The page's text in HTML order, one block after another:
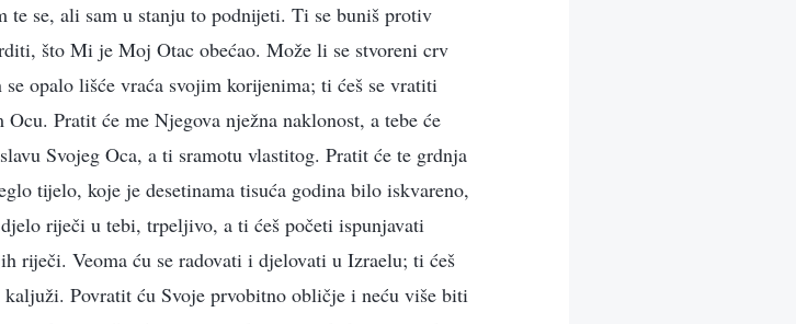
te se, ali sam u stanju to podnijeti. Ti se buniš protiv
što Mi je Moj Otac obećao. Može li se stvoreni crv
opalo lišće vraća svojim korijenima; ti ćeš se vratiti
Pratit će me Njegova nježna naklonost, a tebe će
Svojeg Oca, a ti sramotu vlastitog. Pratit će te grdnja
tijelo, koje je desetinama tisuća godina bilo iskvareno,
riječi u tebi, trpeljivo, a ti ćeš početi ispunjavati
riječi. Veoma ću se radovati i djelovati u Izraelu; ti ćeš
Povratit ću Svoje prvobitno obličje i neću više biti